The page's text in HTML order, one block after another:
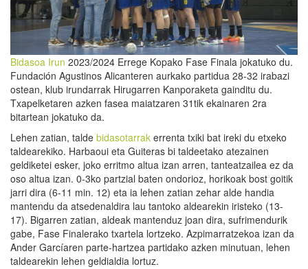
Bidasoa Irun 2023/2024 Errege Kopako Fase Finala jokatuko du.
Fundación Agustinos Alicanteren aurkako partidua 28-32 irabazi
ostean, klub irundarrak Hirugarren Kanporaketa gainditu du.
Txapelketaren azken fasea maiatzaren 31tik ekainaren 2ra
bitartean jokatuko da.
Lehen zatian, talde bidasotarrak errenta txiki bat ireki du etxeko
taldearekiko. Harbaoui eta Guiteras bi taldeetako atezainen
geldiketei esker, joko erritmo altua izan arren, tanteatzailea ez da
oso altua izan. 0-3ko partzial baten ondorioz, horikoak bost goitik
jarri dira (6-11 min. 12) eta ia lehen zatian zehar alde handia
mantendu da atsedenaldira lau tantoko aldearekin iristeko (13-
17). Bigarren zatian, aldeak mantenduz joan dira, sufrimendurik
gabe, Fase Finalerako txartela lortzeko. Azpimarratzekoa izan da
Ander Garcíaren parte-hartzea partidako azken minutuan, lehen
taldearekin lehen geldialdia lortuz.